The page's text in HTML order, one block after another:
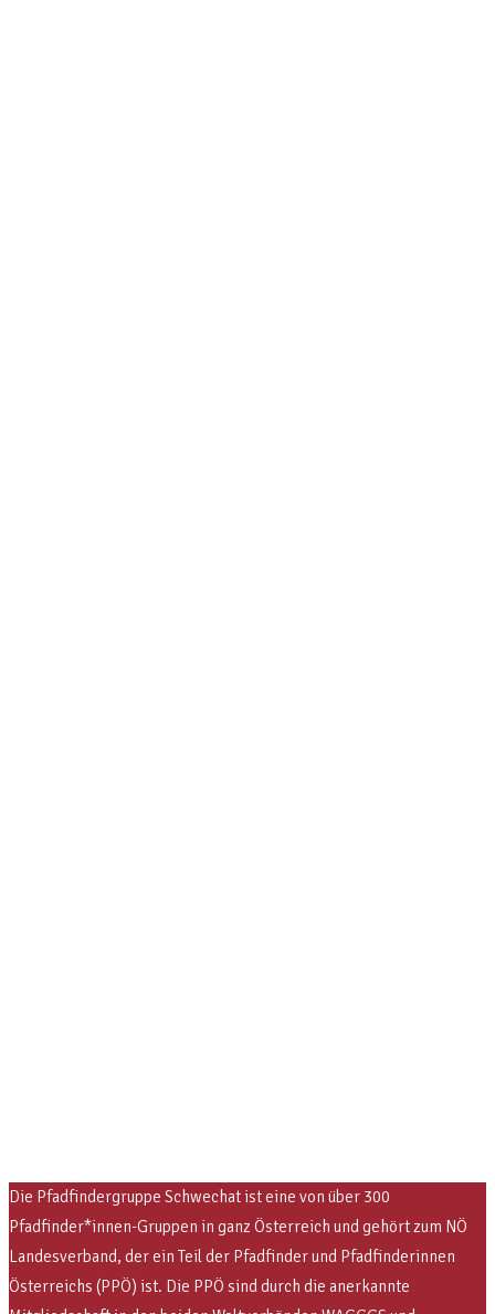
Die Pfadfindergruppe Schwechat ist eine von über 300
Pfadfinder*innen-Gruppen in ganz Österreich und gehört zum NÖ
Landesverband, der ein Teil der Pfadfinder und Pfadfinderinnen
Österreichs (PPÖ) ist. Die PPÖ sinddurch die anerkannte